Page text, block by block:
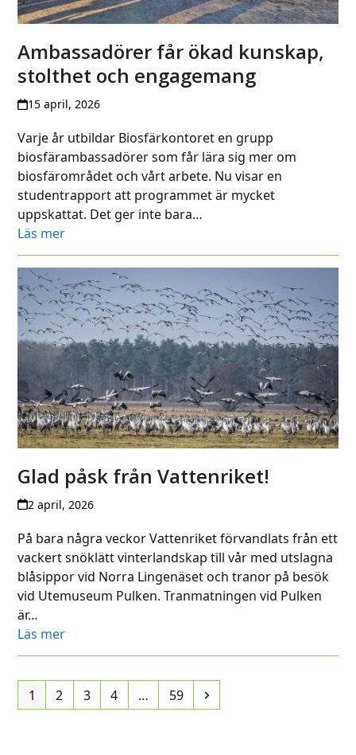
Ambassadörer får ökad kunskap,
stolthet och engagemang
15 april, 2026
Varje år utbildar Biosfärkontoret en grupp
biosfärambassadörer som får lära sig mer om
biosfärområdet och vårt arbete. Nu visar en
studentrapport att programmet är mycket
uppskattat. Det ger inte bara…
Läs mer
Glad påsk från Vattenriket!
2 april, 2026
På bara några veckor Vattenriket förvandlats från ett
vackert snöklätt vinterlandskap till vår med utslagna
blåsippor vid Norra Lingenäset och tranor på besök
vid Utemuseum Pulken. Tranmatningen vid Pulken
är…
Läs mer
Page
1 Page
2 Page
3 Page
4 … Page
59 Next